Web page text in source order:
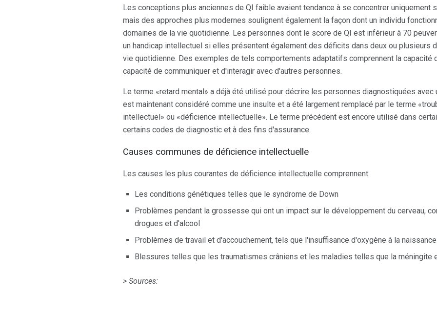
Les conceptions plus anciennes de QI faible avaient tendance à se concentrer uniquement
mais des approches plus modernes soulignent également la façon dont un individu
domaines de la vie quotidienne. Les personnes dont le score de QI est inférieur à 70
un handicap intellectuel si elles présentent également des déficits dans deux ou plusieurs
vie quotidienne. Des exemples de tels comportements adaptatifs comprennent la capacité
capacité de communiquer et d'interagir avec d'autres personnes.
Le terme «retard mental» a déjà été utilisé pour décrire les personnes diagnostiquées avec
est maintenant considéré comme une insulte et a été largement remplacé par le terme
intellectuel» ou «déficience intellectuelle». Le terme précédent est encore utilisé dans
certains codes de diagnostic et à des fins d'assurance.
Causes communes de déficience intellectuelle
Les causes les plus courantes de déficience intellectuelle comprennent:
Les conditions génétiques telles que le syndrome de Down
Problèmes pendant la grossesse qui ont un impact sur le développement du cerveau,
drogues et d'alcool
Problèmes de travail et d'accouchement, tels que l'insuffisance d'oxygène à la naissance
Blessures telles que les traumatismes crâniens et les maladies telles que la
> Sources: